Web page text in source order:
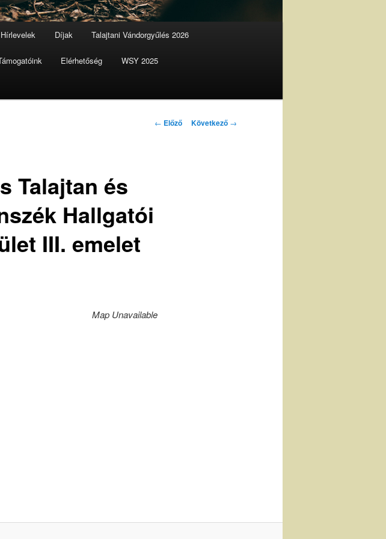
Hírlevelek Díjak Talajtani Vándorgyűlés 2026
Elérhetőség WSY 2025
Bejegyzés
← Előző Következő →
Talajtan és
Hallgatói
III. emelet
Map Unavailable